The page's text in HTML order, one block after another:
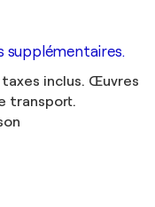
supplémentaires.
inclus. Œuvres
transport.